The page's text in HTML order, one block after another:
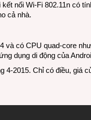
nối Wi-Fi 802.11n có
cả nhà.
và có CPU quad-core
dụng di động của
4-2015. Chỉ có điều, giá